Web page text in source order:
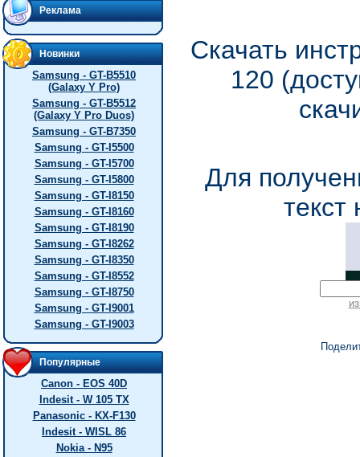
Реклама
Новинки
Samsung - GT-B5510
(Galaxy Y Pro)
Samsung - GT-B5512
(Galaxy Y Pro Duos)
Samsung - GT-B7350
Samsung - GT-I5500
Samsung - GT-I5700
Samsung - GT-I5800
Samsung - GT-I8150
Samsung - GT-I8160
Samsung - GT-I8190
Samsung - GT-I8262
Samsung - GT-I8350
Samsung - GT-I8552
Samsung - GT-I8750
Samsung - GT-I9001
Samsung - GT-I9003
Популярные
Canon - EOS 40D
Indesit - W 105 TX
Panasonic - KX-F130
Indesit - WISL 86
Nokia - N95
Скачать
120
Для
текст